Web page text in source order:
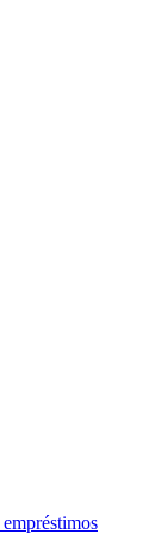
empréstimos